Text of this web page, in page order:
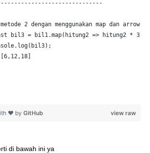
------------------------------
metode 2 dengan menggunakan map dan arrow
bil3 = bil1.map(hitung2 => hitung2 * 3);
[6,12,18]
view raw
❤ by GitHub
di bawah ini ya